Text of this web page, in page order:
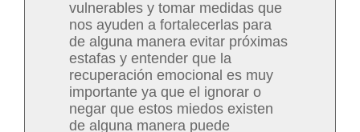
vulnerables y tomar medidas que
nos ayuden a fortalecerlas para
de alguna manera evitar próximas
estafas y entender que la
recuperación emocional es muy
importante ya que el ignorar o
negar que estos miedos existen
de alguna manera puede